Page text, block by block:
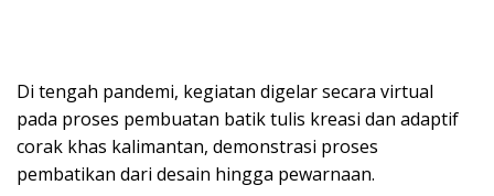
Di tengah pandemi, kegiatan digelar secara virtual
pada proses pembuatan batik tulis kreasi dan adaptif
corak khas kalimantan, demonstrasi proses
pembatikan dari desain hingga pewarnaan.